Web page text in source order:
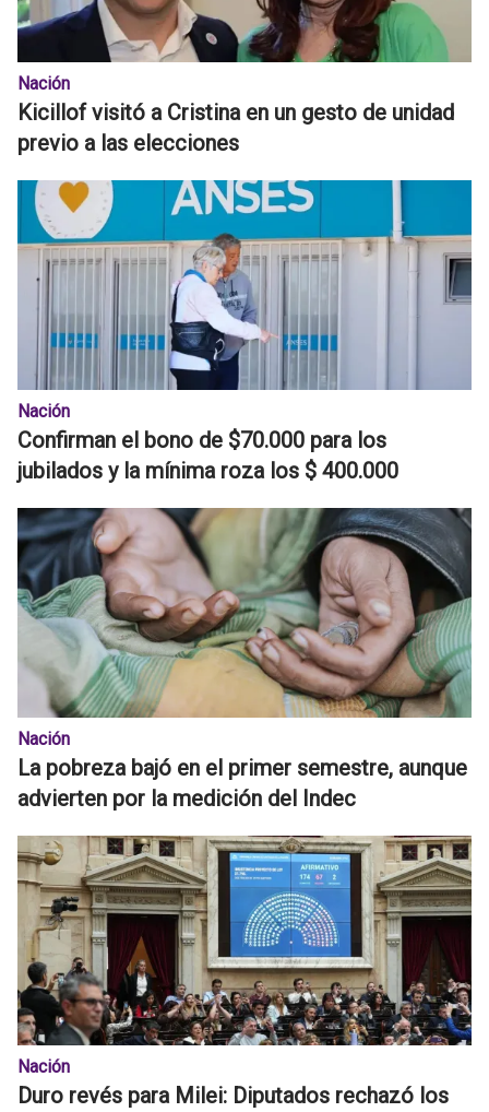
Nación
Kicillof visitó a Cristina en un gesto de unidad
previo a las elecciones
Nación
Confirman el bono de $70.000 para los
jubilados y la mínima roza los $ 400.000
Nación
La pobreza bajó en el primer semestre, aunque
advierten por la medición del Indec
Nación
Duro revés para Milei: Diputados rechazó los